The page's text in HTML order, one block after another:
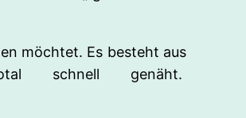
möchtet. Es besteht aus
genäht.